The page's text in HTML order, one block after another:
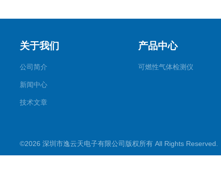
关于我们
公司简介
新闻中心
技术文章
产品中心
可燃性气体检测仪
©2026 深圳市逸云天电子有限公司版权所有 All Rights